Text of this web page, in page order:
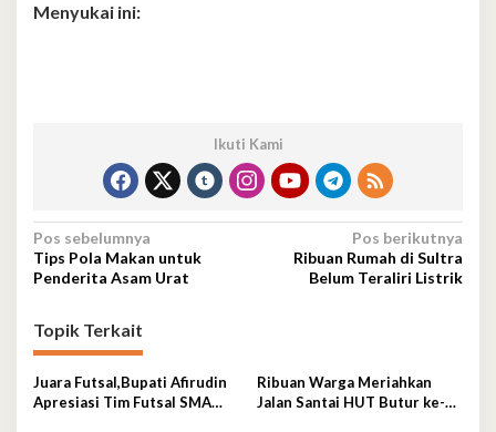
Menyukai ini:
Ikuti Kami
Navigasi
pos
Pos sebelumnya
Tips Pola Makan untuk
Penderita Asam Urat
Pos berikutnya
Ribuan Rumah di Sultra
Belum Teraliri Listrik
Topik Terkait
Juara Futsal,Bupati Afirudin
Apresiasi Tim Futsal SMA
Ribuan Warga Meriahkan
Jalan Santai HUT Butur ke-